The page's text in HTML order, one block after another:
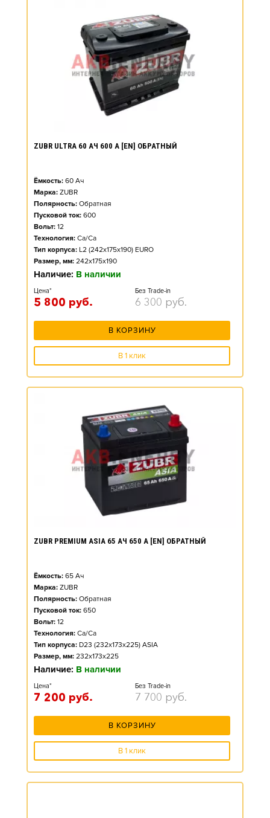
ZUBR ULTRA 60 АЧ 600 А [EN] ОБРАТНЫЙ
Ёмкость: 60 Ач
Марка: ZUBR
Полярность: Обратная
Пусковой ток: 600
Вольт: 12
Технология: Ca/Ca
Тип корпуса: L2 (242x175x190) EURO
Размер, мм: 242x175x190
Наличие: В наличии
Цена*
5 800 руб.
Без Trade-in
6 300 руб.
В КОРЗИНУ
В 1 клик
ZUBR PREMIUM ASIA 65 АЧ 650 А [EN] ОБРАТНЫЙ
Ёмкость: 65 Ач
Марка: ZUBR
Полярность: Обратная
Пусковой ток: 650
Вольт: 12
Технология: Ca/Ca
Тип корпуса: D23 (232x173x225) ASIA
Размер, мм: 232x173x225
Наличие: В наличии
Цена*
7 200 руб.
Без Trade-in
7 700 руб.
В КОРЗИНУ
В 1 клик